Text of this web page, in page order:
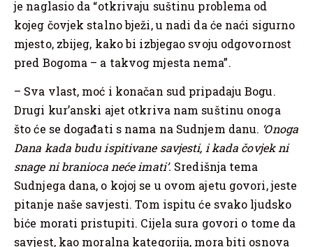
je naglasio da “otkrivaju suštinu problema od
kojeg čovjek stalno bježi, u nadi da će naći sigurno
mjesto, zbijeg, kako bi izbjegao svoju odgovornost
pred Bogoma – a takvog mjesta nema”.
– Sva vlast, moć i konačan sud pripadaju Bogu.
Drugi kur’anski ajet otkriva nam suštinu onoga
što će se događati s nama na Sudnjem danu. ‘Onoga
Dana kada budu ispitivane savjesti, i kada čovjek ni
snage ni branioca neće imati’. Središnja tema
Sudnjega dana, o kojoj se u ovom ajetu govori, jeste
pitanje naše savjesti. Tom ispitu će svako ljudsko
biće morati pristupiti. Cijela sura govori o tome da
savjest, kao moralna kategorija, mora biti osnova